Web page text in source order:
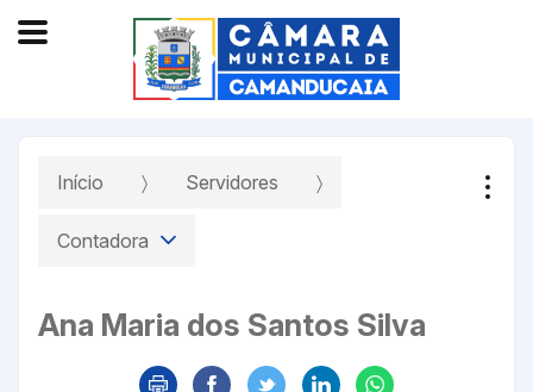
Início Servidores
Contadora
Ana Maria dos Santos Silva